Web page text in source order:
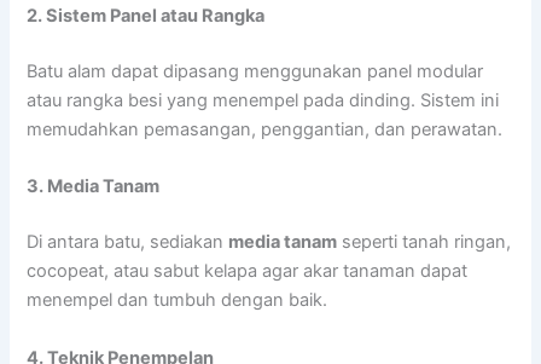
2. Sistem Panel atau Rangka
Batu alam dapat dipasang menggunakan panel modular
atau rangka besi yang menempel pada dinding. Sistem ini
memudahkan pemasangan, penggantian, dan perawatan.
3. Media Tanam
Di antara batu, sediakan media tanam seperti tanah ringan,
cocopeat, atau sabut kelapa agar akar tanaman dapat
menempel dan tumbuh dengan baik.
4. Teknik Penempelan